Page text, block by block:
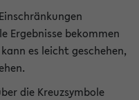
Ergebnisse bekommen
es leicht geschehen,
die Kreuzsymbole